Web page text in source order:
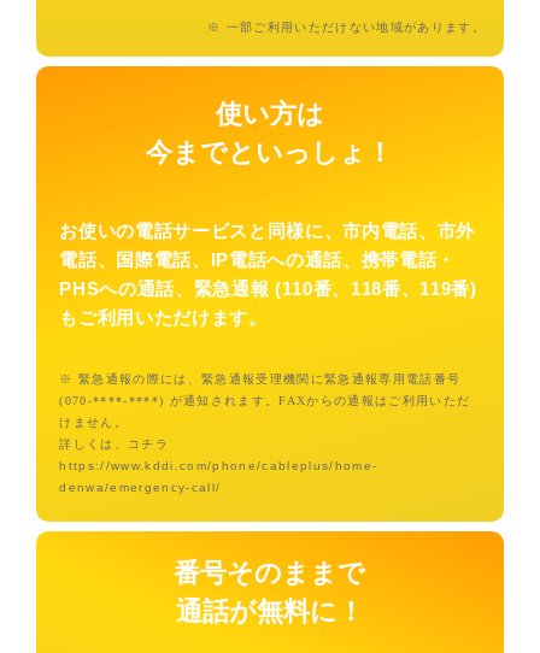
※ 一部ご利用いただけない地域があります。
使い方は
今までといっしょ！
お使いの電話サービスと同様に、市内電話、市外
電話、国際電話、IP電話への通話、携帯電話・
PHSへの通話、緊急通報 (110番、118番、119番)
もご利用いただけます。
※ 緊急通報の際には、緊急通報受理機関に緊急通報専用電話番号
(070-****-****) が通知されます。FAXからの通報はご利用いただ
けません。
詳しくは、コチラ
https://www.kddi.com/phone/cableplus/home-
denwa/emergency-call/
番号そのままで
通話が無料に！